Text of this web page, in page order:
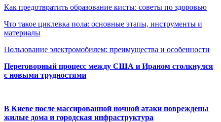
Как предотвратить образование кисты: советы по здоровью
Что такое циклевка пола: основные этапы, инструменты и
материалы
Пользование электромобилем: преимущества и особенности
Переговорный процесс между США и Ираном столкнулся
с новыми трудностями
В Киеве после массированной ночной атаки повреждены
жилые дома и городская инфраструктура